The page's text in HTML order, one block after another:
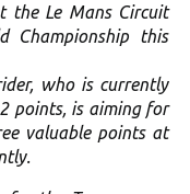
the Le Mans Circuit
this
who is currently
points, is aiming for
valuable points at